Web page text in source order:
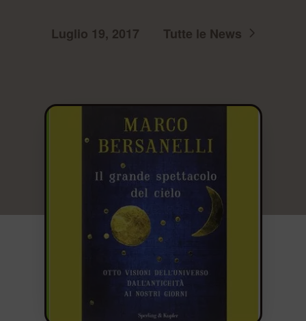
Luglio 19, 2017 Tutte le News